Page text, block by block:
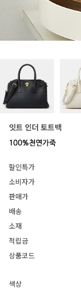
잇트 인더 토트백
할인특가
소비자가
판매가
배송
소재
적립금
상품코드
색상